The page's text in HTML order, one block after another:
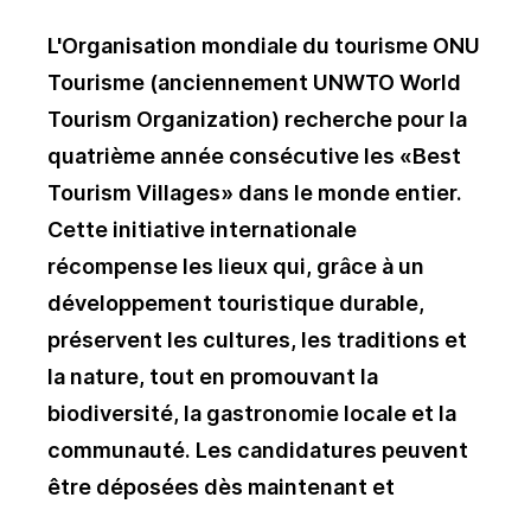
L'Organisation mondiale du tourisme ONU
Tourisme (anciennement UNWTO World
Tourism Organization) recherche pour la
quatrième année consécutive les «Best
Tourism Villages» dans le monde entier.
Cette initiative internationale
récompense les lieux qui, grâce à un
développement touristique durable,
préservent les cultures, les traditions et
la nature, tout en promouvant la
biodiversité, la gastronomie locale et la
communauté. Les candidatures peuvent
être déposées dès maintenant et